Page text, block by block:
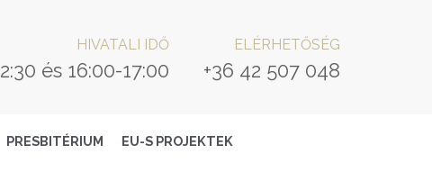
HIVATALI IDŐ
és 16:00-17:00
ELÉRHETŐSÉG
+36 42 507 048
PRESBITÉRIUM EU-S PROJEKTEK